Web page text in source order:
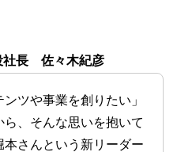
社長 佐々木紀彦
ツや事業を創りたい」
、そんな思いを抱いて
さんという新リーダー